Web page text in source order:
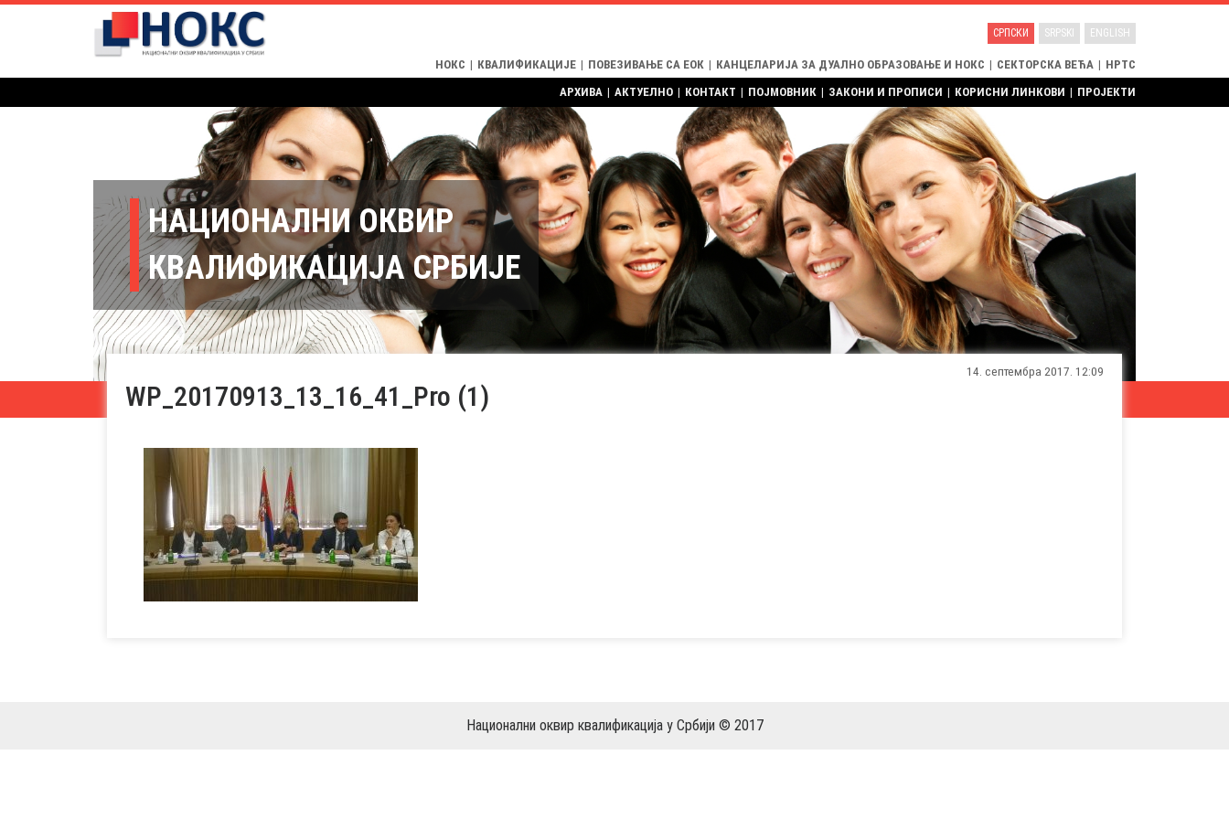
НОКС | КВАЛИФИКАЦИЈЕ | ПОВЕЗИВАЊЕ СА ЕОК | КАНЦЕЛАРИЈА ЗА ДУАЛНО ОБРАЗОВАЊЕ И НОКС | СЕКТОРСКА ВЕЋА | НРТС
СРПСКИ SRPSKI ENGLISH
АРХИВА | АКТУЕЛНО | КОНТАКТ | ПОЈМОВНИК | ЗАКОНИ И ПРОПИСИ | КОРИСНИ ЛИНКОВИ | ПРОЈЕКТИ
НАЦИОНАЛНИ ОКВИР
КВАЛИФИКАЦИЈА СРБИЈЕ
14. септембра 2017. 12:09
WP_20170913_13_16_41_Pro (1)
Национални оквир квалификација у Србији © 2017